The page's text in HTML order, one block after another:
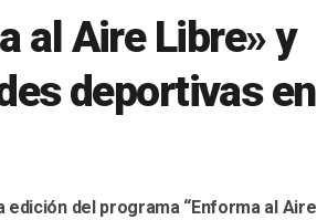
al Aire Libre» y
deportivas en
edición del programa “Enforma al Aire